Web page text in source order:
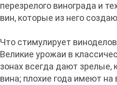
перезрелого винограда и
вин, которые из него
Что стимулирует
Великие урожаи в
зонах всегда дают зрелые,
вина; плохие года имеют на